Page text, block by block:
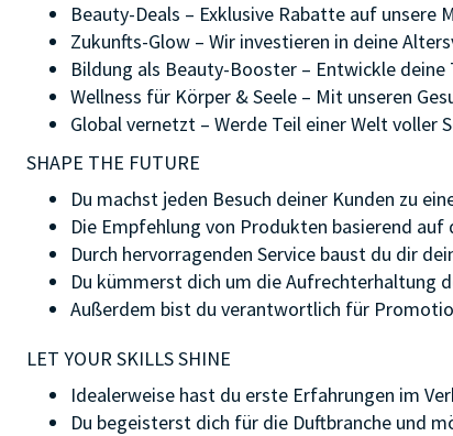
Beauty-Deals – Exklusive Rabatte auf unsere
Zukunfts-Glow – Wir investieren in deine
Bildung als Beauty-Booster – Entwickle
Wellness für Körper & Seele – Mit unseren
Global vernetzt – Werde Teil einer Welt voller
SHAPE THE FUTURE
Du machst jeden Besuch deiner Kunden zu
Die Empfehlung von Produkten basierend
Durch hervorragenden Service baust du dir
Du kümmerst dich um die Aufrechterhaltung
Außerdem bist du verantwortlich für
LET YOUR SKILLS SHINE
Idealerweise hast du erste Erfahrungen im
Du begeisterst dich für die Duftbranche und